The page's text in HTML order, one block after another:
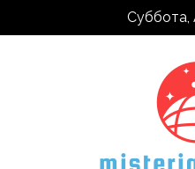
Суббота,